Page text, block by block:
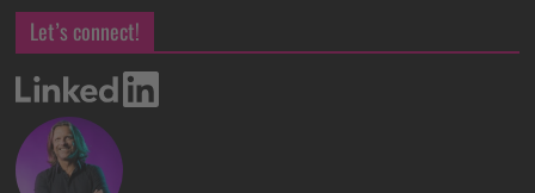
Let’s connect!